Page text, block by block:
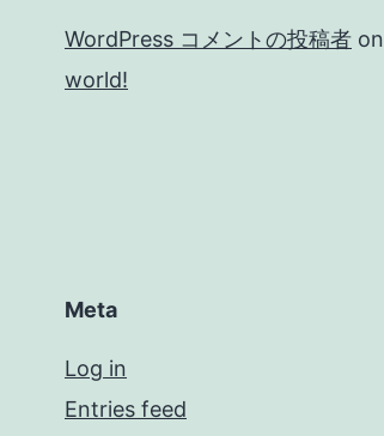
WordPress コメントの投稿者 on
world!
Meta
Log in
Entries feed